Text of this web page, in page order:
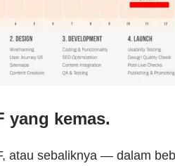
yang kemas.
atau sebaliknya — dalam